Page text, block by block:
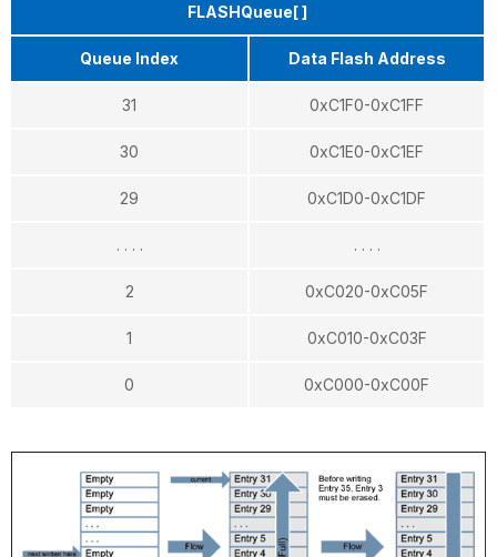
FLASHQueue[ ]
Queue Index Data Flash Address
31 0xC1F0-0xC1FF
30 0xC1E0-0xC1EF
29 0xC1D0-0xC1DF
. . . . . . . .
2 0xC020-0xC05F
1 0xC010-0xC03F
0 0xC000-0xC00F